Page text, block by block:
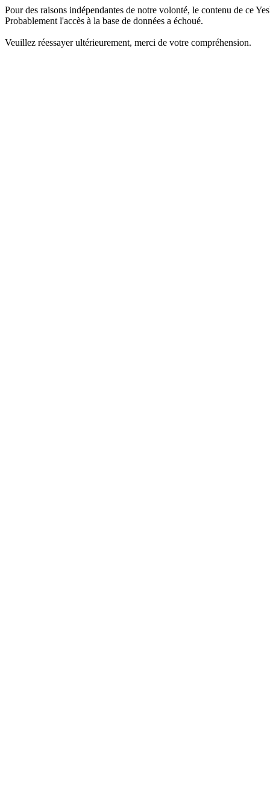
Pour des raisons indépendantes de notre volonté, le contenu de ce
Probablement l'accès à la base de données a échoué.
Veuillez réessayer ultérieurement, merci de votre compréhension.